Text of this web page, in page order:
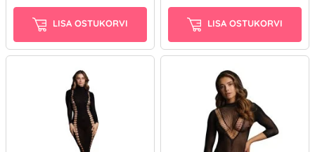
LISA OSTUKORVI LISA OSTUKORVI